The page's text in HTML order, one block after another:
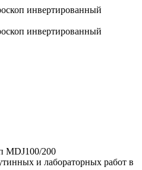
MDJ100/200
и лабораторных работ в